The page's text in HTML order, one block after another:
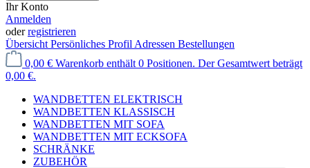
Ihr Konto
Anmelden
oderregistrieren
Übersicht Persönliches Profil Adressen Bestellungen
0,00 € Warenkorb enthält 0 Positionen. Der Gesamtwert beträgt
0,00 €.
WANDBETTEN ELEKTRISCH
WANDBETTEN KLASSISCH
WANDBETTEN MIT SOFA
WANDBETTEN MIT ECKSOFA
SCHRÄNKE
ZUBEHÖR